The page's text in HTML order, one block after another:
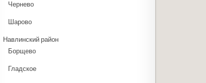
Чернево
Шарово
Навлинский район
Борщево
Гладское